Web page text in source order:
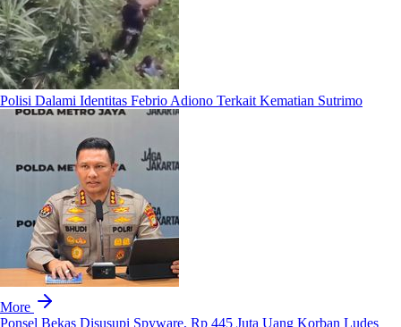
Polisi Dalami Identitas Febrio Adiono Terkait Kematian Sutrimo
More
Ponsel Bekas Disusupi Spyware, Rp 445 Juta Uang Korban Ludes